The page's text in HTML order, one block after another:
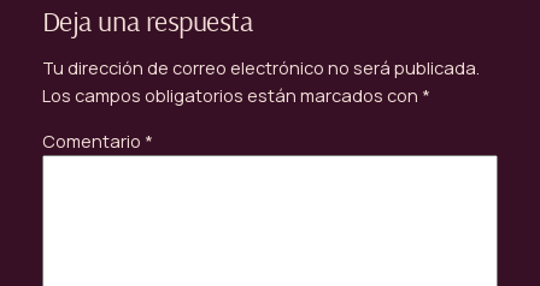
Deja una respuesta
Tu dirección de correo electrónico no será publicada.
Los campos obligatorios están marcados con *
Comentario *